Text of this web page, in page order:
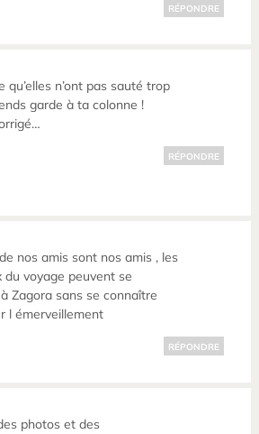
RÉPONDRE
qu’elles n’ont pas sauté trop
garde à ta colonne !
RÉPONDRE
nos amis sont nos amis , les
du voyage peuvent se
Zagora sans se connaître
l émerveillement
RÉPONDRE
photos et des